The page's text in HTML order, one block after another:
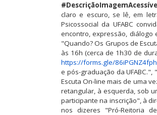
claro e escuro, se lê, em
Psicossocial da UFABC
encontro, expressão,
"Quando? Os Grupos de
às 16h (cerca de 1h30 de
https://forms.gle/
e pós-graduação da
Escuta On-line mais de uma
retangular, à esquerda, sob
participante na inscrição", à
nos dizeres "Pró-Reitoria